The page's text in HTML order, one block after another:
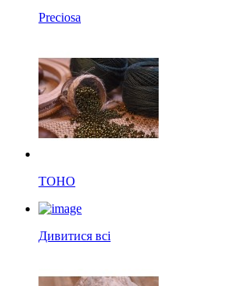
Preciosa
TOHO
Дивитися всі